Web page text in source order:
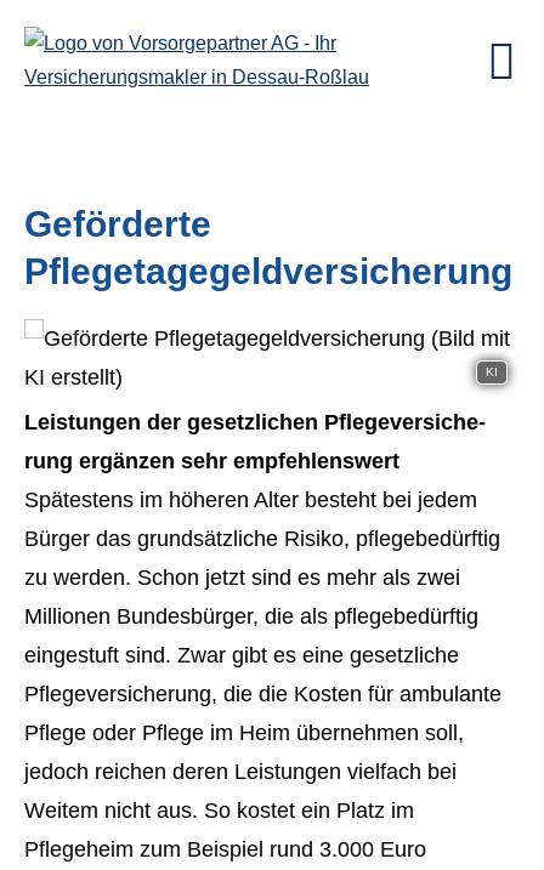
Geförderte
Pflegetagegeldversicherung
KI
Leistungen der gesetzlichen Pflege­ver­si­che­
rung ergänzen sehr empfehlenswert
Spätestens im höheren Alter besteht bei jedem
Bürger das grundsätzliche Risiko, pflegebedürftig
zu werden. Schon jetzt sind es mehr als zwei
Millionen Bundesbürger, die als pflegebedürftig
eingestuft sind. Zwar gibt es eine gesetzliche
Pflege­ver­si­che­rung, die die Kosten für ambulante
Pflege oder Pflege im Heim übernehmen soll,
jedoch reichen deren Leistungen vielfach bei
Weitem nicht aus. So kostet ein Platz im
Pflegeheim zum Beispiel rund 3.000 Euro